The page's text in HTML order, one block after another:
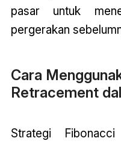
pasar untuk
pergerakan
Cara
Retracement
Strategi